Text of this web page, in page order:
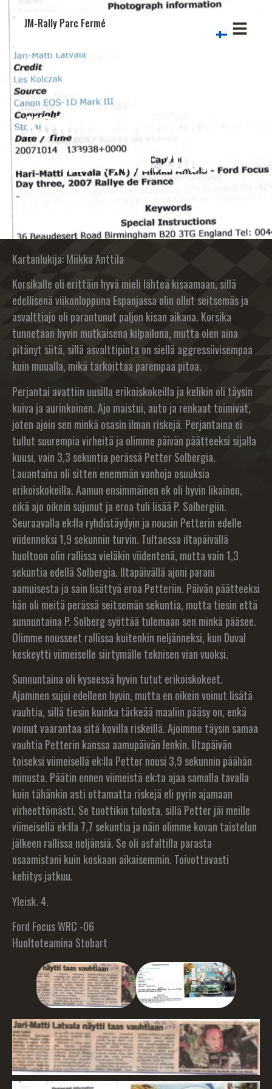
JM-Rally Parc Fermé
KORSIKAN MM-RALLI
12.-14.10.2007
Kartanlukija: Miikka Anttila
Korsikalle oli erittäin hyvä mieli lähteä kisaamaan, sillä
edellisenä viikonloppuna Espanjassa olin ollut seitsemäs ja
asvalttiajo oli parantunut paljon kisan aikana. Korsika
tunnetaan hyvin mutkaisena kilpailuna, mutta olen aina
pitänyt siitä, sillä asvalttipinta on siellä aggressiivisempaa
kuin muualla, mikä tarkoittaa parempaa pitoa.
Perjantai avattiin uusilla erikoiskokeilla ja kelikin oli täysin
kuiva ja aurinkoinen. Ajo maistui, auto ja renkaat toimivat,
joten ajoin sen minkä osasin ilman riskejä. Perjantaina ei
tullut suurempia virheitä ja olimme päivän päätteeksi sijalla
kuusi, vain 3,3 sekuntia perässä Petter Solbergia.
Lauantaina oli sitten enemmän vanhoja osuuksia
erikoiskokeilla. Aamun ensimmäinen ek oli hyvin likainen,
eikä ajo oikein sujunut ja eroa tuli lisää P. Solbergiin.
Seuraavalla ek:lla ryhdistäydyin ja nousin Petterin edelle
viidenneksi 1,9 sekunnin turvin. Tultaessa iltapäivällä
huoltoon olin rallissa vieläkin viidentenä, mutta vain 1,3
sekuntia edellä Solbergia. Iltapäivällä ajoni parani
aamuisesta ja sain lisättyä eroa Petteriin. Päivän päätteeksi
hän oli meitä perässä seitsemän sekuntia, mutta tiesin että
sunnuntaina P. Solberg syöttää tulemaan sen minkä pääsee.
Olimme nousseet rallissa kuitenkin neljänneksi, kun Duval
keskeytti viimeiselle siirtymälle teknisen vian vuoksi.
Sunnuntaina oli kyseessä hyvin tutut erikoiskokeet.
Ajaminen sujui edelleen hyvin, mutta en oikein voinut lisätä
vauhtia, sillä tiesin kuinka tärkeää maaliin pääsy on, enkä
voinut vaarantaa sitä kovilla riskeillä. Ajoimme täysin samaa
vauhtia Petterin kanssa aamupäivän lenkin. Iltapäivän
toiseksi viimeisellä ek:lla Petter nousi 3,9 sekunnin päähän
minusta. Päätin ennen viimeistä ek:ta ajaa samalla tavalla
kuin tähänkin asti ottamatta riskejä eli pyrin ajamaan
virheettömästi. Se tuottikin tulosta, sillä Petter jäi meille
viimeisellä ek:lla 7,7 sekuntia ja näin olimme kovan taistelun
jälkeen rallissa neljänsiä. Se oli asfaltilla parasta
osaamistani kuin koskaan aikaisemmin. Toivottavasti
kehitys jatkuu.
Yleisk. 4.
Ford Focus WRC -06
Huoltoteamina Stobart